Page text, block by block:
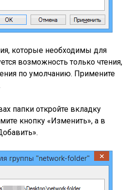
которые необходимы для
возможность только чтения,
по умолчанию. Примените
папки откройте вкладку
кнопку «Изменить», а в